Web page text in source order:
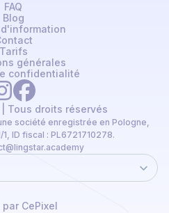
Tous droits réservés
société enregistrée en Pologne,
1, ID fiscal : PL6721710278.
FAQ
Blog
Tarifs
générales
confidentialité
par CePixel